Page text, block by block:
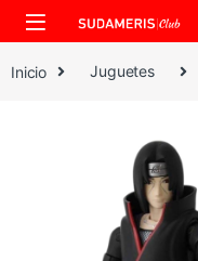
Skip to navigation
Skip to content
Inicio Juguetes